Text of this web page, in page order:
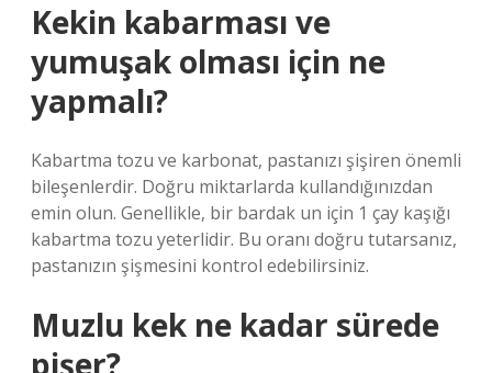
Kekin kabarması ve
yumuşak olması için ne
yapmalı?
Kabartma tozu ve karbonat, pastanızı şişiren önemli
bileşenlerdir. Doğru miktarlarda kullandığınızdan
emin olun. Genellikle, bir bardak un için 1 çay kaşığı
kabartma tozu yeterlidir. Bu oranı doğru tutarsanız,
pastanızın şişmesini kontrol edebilirsiniz.
Muzlu kek ne kadar sürede
pişer?